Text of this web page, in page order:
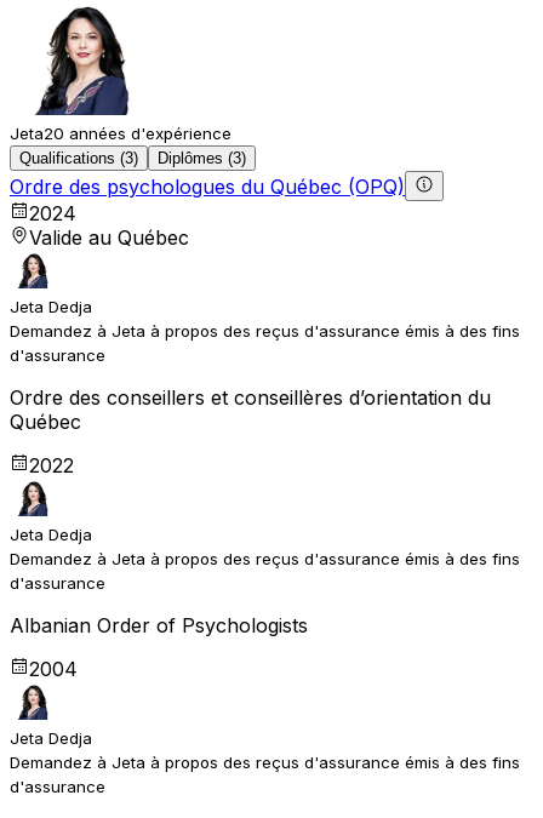
Jeta20 années d'expérience
Qualifications (3) Diplômes (3)
Ordre des psychologues du Québec (OPQ)
2024
Valide au Québec
Jeta Dedja
Demandez à Jeta à propos des reçus d'assurance émis à des fins
d'assurance
Ordre des conseillers et conseillères d’orientation du
Québec
2022
Jeta Dedja
Demandez à Jeta à propos des reçus d'assurance émis à des fins
d'assurance
Albanian Order of Psychologists
2004
Jeta Dedja
Demandez à Jeta à propos des reçus d'assurance émis à des fins
d'assurance